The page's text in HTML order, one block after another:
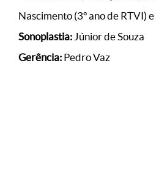
Nascimento (3º ano de RTVI)
Sonoplastia: Júnior de Souza
Gerência: Pedro Vaz